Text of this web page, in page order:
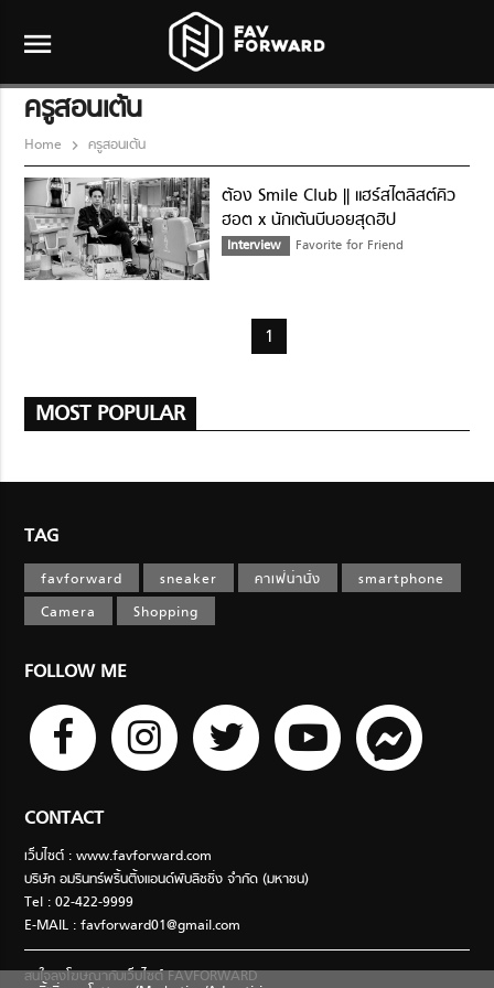
menu
ครูสอนเต้น
Home ครูสอนเต้น
ต้อง Smile Club || แฮร์สไตลิสต์คิว
ฮอต x นักเต้นบีบอยสุดฮิป
Interview Favorite for Friend
1
MOST POPULAR
TAG
favforward sneaker คาเฟ่น่านั่ง
smartphone
Camera
Shopping
FOLLOW ME
CONTACT
เว็บไซต์ : www.favforward.com
บริษัท อมรินทร์พริ้นติ้งแอนด์พับลิชชิ่ง จำกัด (มหาชน)
Tel : 02-422-9999
E-MAIL :favforward01@gmail.com
สนใจลงโฆษณากับเว็บไซต์ FAVFORWARD